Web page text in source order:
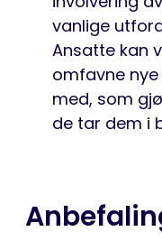
vanlige
Ansatte kan
omfavne
med, som
de tar dem i